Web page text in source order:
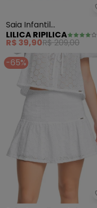
Saia Infantil
Menina(Vermelho)
LILICA RIPILICA
R$ 39,90R$ 209,00
-65%